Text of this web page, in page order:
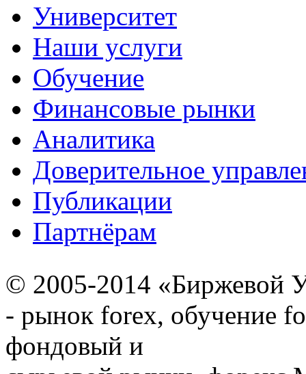
Университет
Наши услуги
Обучение
Финансовые рынки
Аналитика
Доверительное
Публикации
Партнёрам
© 2005-2014 «Биржевой
- рынок forex, обучение
фондовый и